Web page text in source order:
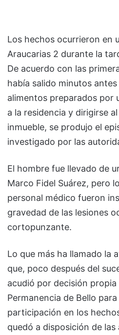
Los hechos ocurrieron en
Araucarias 2 durante la
De acuerdo con las
había salido minutos
alimentos preparados por
a la residencia y dirigirse
inmueble, se produjo el
investigado por las
El hombre fue llevado de
Marco Fidel Suárez, pero
personal médico fueron
gravedad de las lesiones
cortopunzante.
Lo que más ha llamado la
que, poco después del
acudió por decisión
Permanencia de Bello
participación en los
quedó a disposición de